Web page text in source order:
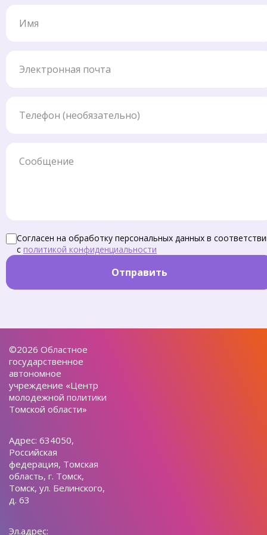
Согласен на обработку персональных данных в
с политикой конфиденциальности
Отправить
©2026 Областное
государственное
автономное
учреждение «Центр
молодежной политики
Томской области»
Адрес: 634050,
Российская
федерация, Томская
область, г. Томск,
Томск, ул. Белинского,
д. 63
Эл.адрес: